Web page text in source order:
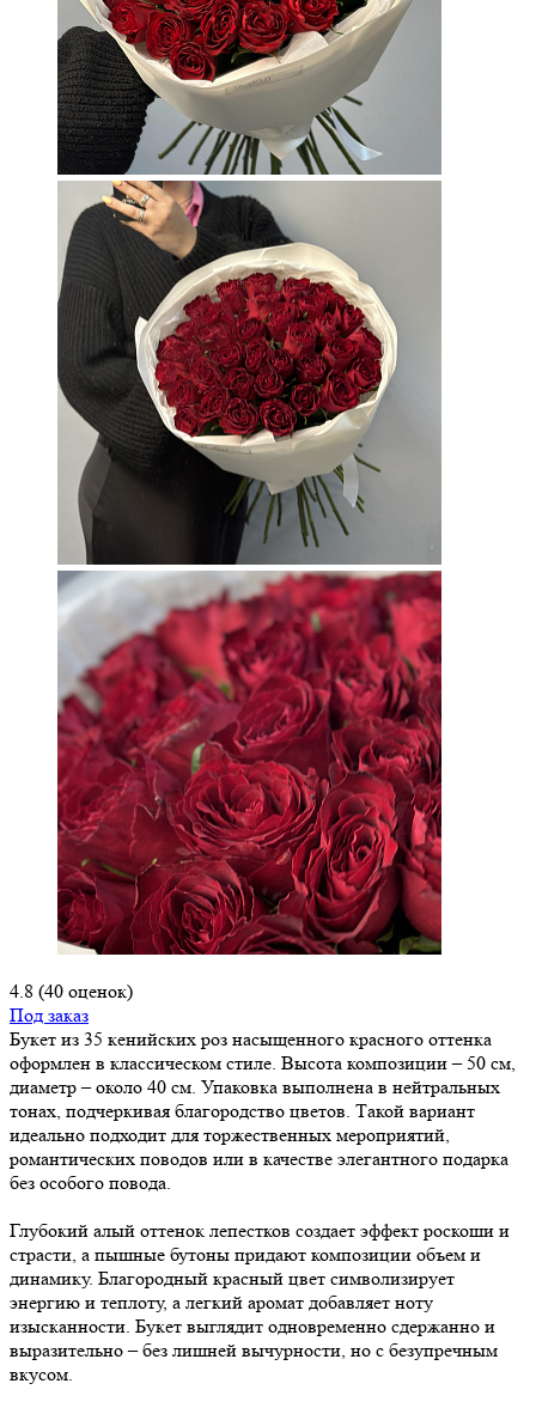
4.8 (40 оценок)
Под заказ
Букет из 35 кенийских роз насыщенного красного оттенка
оформлен в классическом стиле. Высота композиции – 50 см,
диаметр – около 40 см. Упаковка выполнена в нейтральных
тонах, подчеркивая благородство цветов. Такой вариант
идеально подходит для торжественных мероприятий,
романтических поводов или в качестве элегантного подарка
без особого повода.
Глубокий алый оттенок лепестков создает эффект роскоши и
страсти, а пышные бутоны придают композиции объем и
динамику. Благородный красный цвет символизирует
энергию и теплоту, а легкий аромат добавляет ноту
изысканности. Букет выглядит одновременно сдержанно и
выразительно – без лишней вычурности, но с безупречным
вкусом.